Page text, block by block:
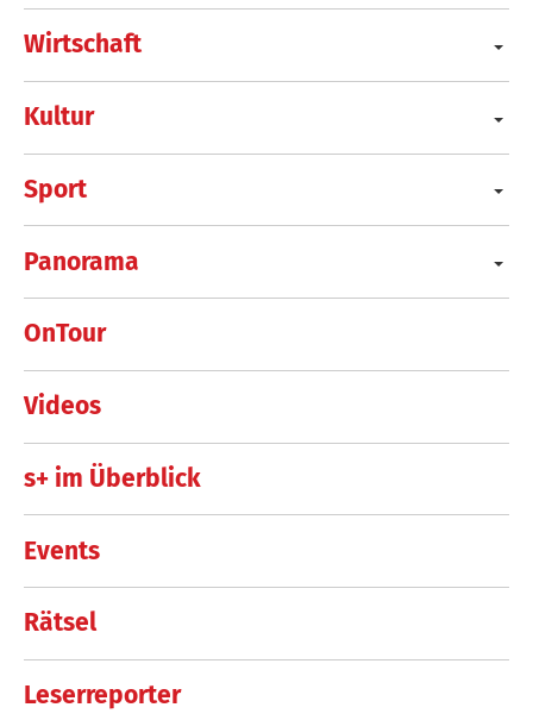
Wirtschaft
Kultur
Sport
Panorama
OnTour
Videos
s+ im Überblick
Events
Rätsel
Leserreporter